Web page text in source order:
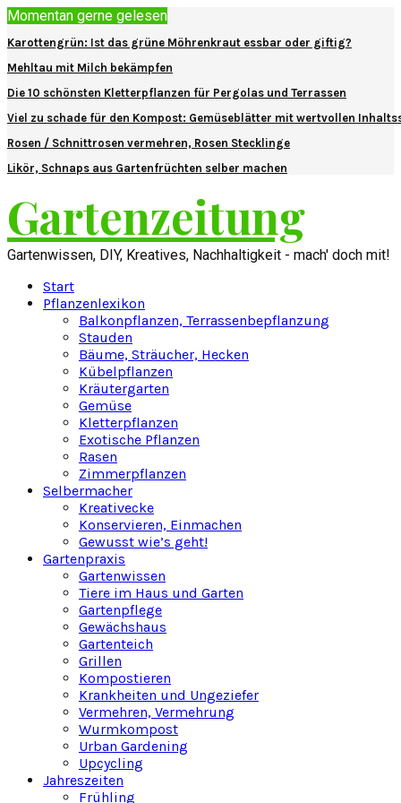
Momentan gerne gelesen
Karottengrün: Ist das grüne Möhrenkraut essbar oder giftig?
Mehltau mit Milch bekämpfen
Die 10 schönsten Kletterpflanzen für Pergolas und Terrassen
Viel zu schade für den Kompost: Gemüseblätter mit wertvollen
Rosen / Schnittrosen vermehren, Rosen Stecklinge
Likör, Schnaps aus Gartenfrüchten selber machen
Gartenzeitung
Gartenwissen, DIY, Kreatives, Nachhaltigkeit - mach' doch mit!
Start
Pflanzenlexikon
Balkonpflanzen, Terrassenbepflanzung
Stauden
Bäume, Sträucher, Hecken
Kübelpflanzen
Kräutergarten
Gemüse
Kletterpflanzen
Exotische Pflanzen
Rasen
Zimmerpflanzen
Selbermacher
Kreativecke
Konservieren, Einmachen
Gewusst wie’s geht!
Gartenpraxis
Gartenwissen
Tiere im Haus und Garten
Gartenpflege
Gewächshaus
Gartenteich
Grillen
Kompostieren
Krankheiten und Ungeziefer
Vermehren, Vermehrung
Wurmkompost
Urban Gardening
Upcycling
Jahreszeiten
Frühling